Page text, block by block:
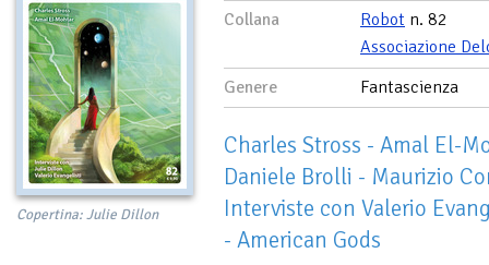
Copertina: Julie Dillon
Collana
Robot n. 82
Associazione
Genere
Fantascienza
Charles Stross - Amal El-
Daniele Brolli - Maurizio
Interviste con Valerio
- American Gods